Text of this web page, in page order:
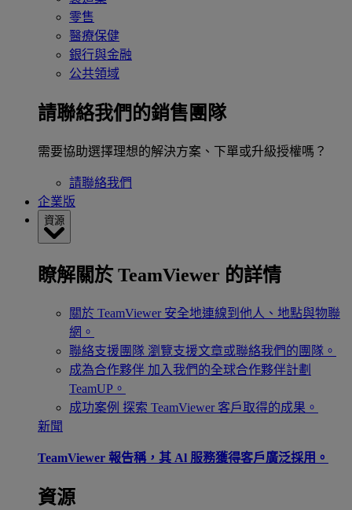
零售
醫療保健
銀行與金融
公共領域
請聯絡我們的銷售團隊
需要協助選擇理想的解決方案、下單或升級授權嗎？
請聯絡我們
企業版
資源
瞭解關於 TeamViewer 的詳情
關於 TeamViewer 安全地連線到他人、地點與物聯
網。
聯絡支援團隊 瀏覽支援文章或聯絡我們的團隊。
成為合作夥伴 加入我們的全球合作夥伴計劃
TeamUP。
成功案例 探索 TeamViewer 客戶取得的成果。
新聞
TeamViewer 報告稱，其 Al 服務獲得客戶廣泛採用。
資源